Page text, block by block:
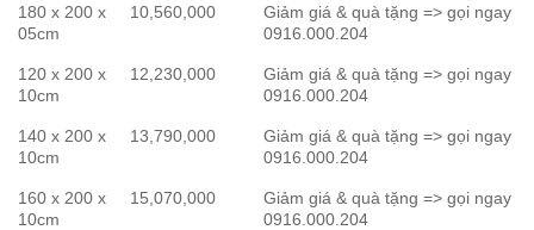
180 x 200 x
05cm
10,560,000
Giảm giá & quà tặng => gọi ngay
0916.000.204
120 x 200 x
10cm
12,230,000
Giảm giá & quà tặng => gọi ngay
0916.000.204
140 x 200 x
10cm
13,790,000
Giảm giá & quà tặng => gọi ngay
0916.000.204
160 x 200 x
10cm
15,070,000
Giảm giá & quà tặng => gọi ngay
0916.000.204